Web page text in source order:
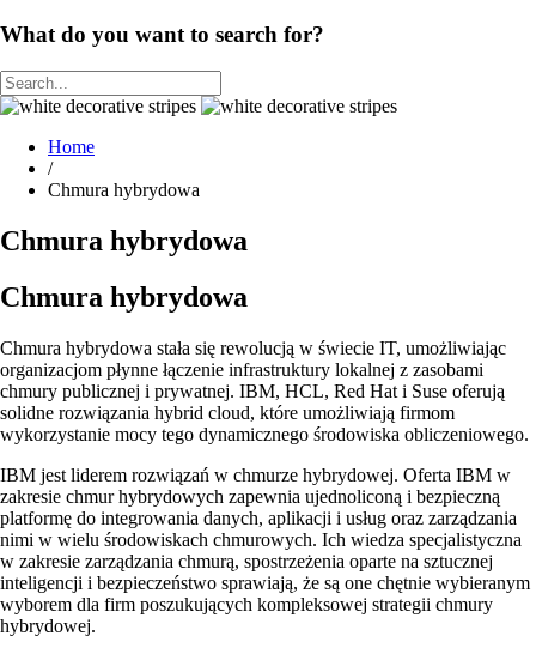
What do you want to search for?
Home
/
Chmura hybrydowa
Chmura hybrydowa
Chmura hybrydowa
Chmura hybrydowa stała się rewolucją w świecie IT, umożliwiając
organizacjom płynne łączenie infrastruktury lokalnej z zasobami
chmury publicznej i prywatnej. IBM, HCL, Red Hat i Suse oferują
solidne rozwiązania hybrid cloud, które umożliwiają firmom
wykorzystanie mocy tego dynamicznego środowiska obliczeniowego.
IBM jest liderem rozwiązań w chmurze hybrydowej. Oferta IBM w
zakresie chmur hybrydowych zapewnia ujednoliconą i bezpieczną
platformę do integrowania danych, aplikacji i usług oraz zarządzania
nimi w wielu środowiskach chmurowych. Ich wiedza specjalistyczna
w zakresie zarządzania chmurą, spostrzeżenia oparte na sztucznej
inteligencji i bezpieczeństwo sprawiają, że są one chętnie wybieranym
wyborem dla firm poszukujących kompleksowej strategii chmury
hybrydowej.